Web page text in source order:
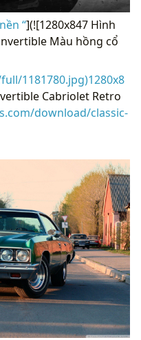
“](![1280x847 Hình
Màu hồng cổ
1181780.jpg)1280x8
Cabriolet Retro
download/classic-